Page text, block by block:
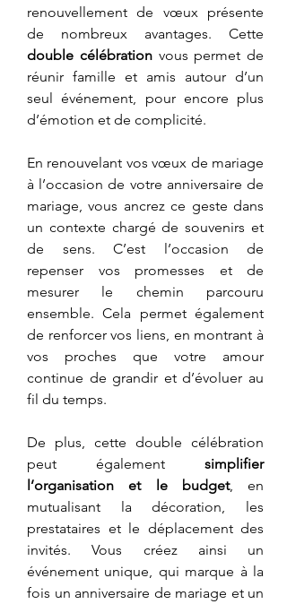
renouvellement de vœux présente
double célébration vous permet de
réunir famille et amis autour d’un
seul événement, pour encore plus
d’émotion et de complicité.
En renouvelant vos vœux de mariage
à l’occasion de votre anniversaire de
mariage, vous ancrez ce geste dans
un contexte chargé de souvenirs et
de sens. C’est l’occasion de
repenser vos promesses et de
mesurer le chemin parcouru
ensemble. Cela permet également
de renforcer vos liens, en montrant à
vos proches que votre amour
continue de grandir et d’évoluer au
fil du temps.
De plus, cette double célébration
peut également simplifier
l’organisation et le budget, en
mutualisant la décoration, les
prestataires et le déplacement des
invités. Vous créez ainsi un
événement unique, qui marque à la
fois un anniversaire de mariage et un